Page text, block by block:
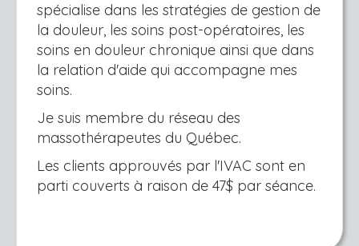
spécialise dans les stratégies de gestion de
la douleur, les soins post-opératoires, les
soins en douleur chronique ainsi que dans
la relation d'aide qui accompagne mes
soins.
Je suis membre du réseau des
massothérapeutes du Québec.
Les clients approuvés par l'IVAC sont en
parti couverts à raison de 47$ par séance.